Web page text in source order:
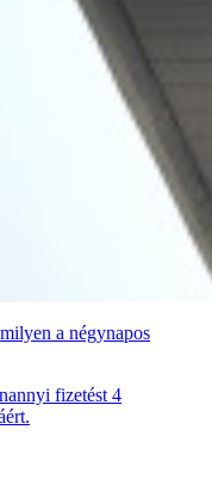
a négynapos
fizetést 4